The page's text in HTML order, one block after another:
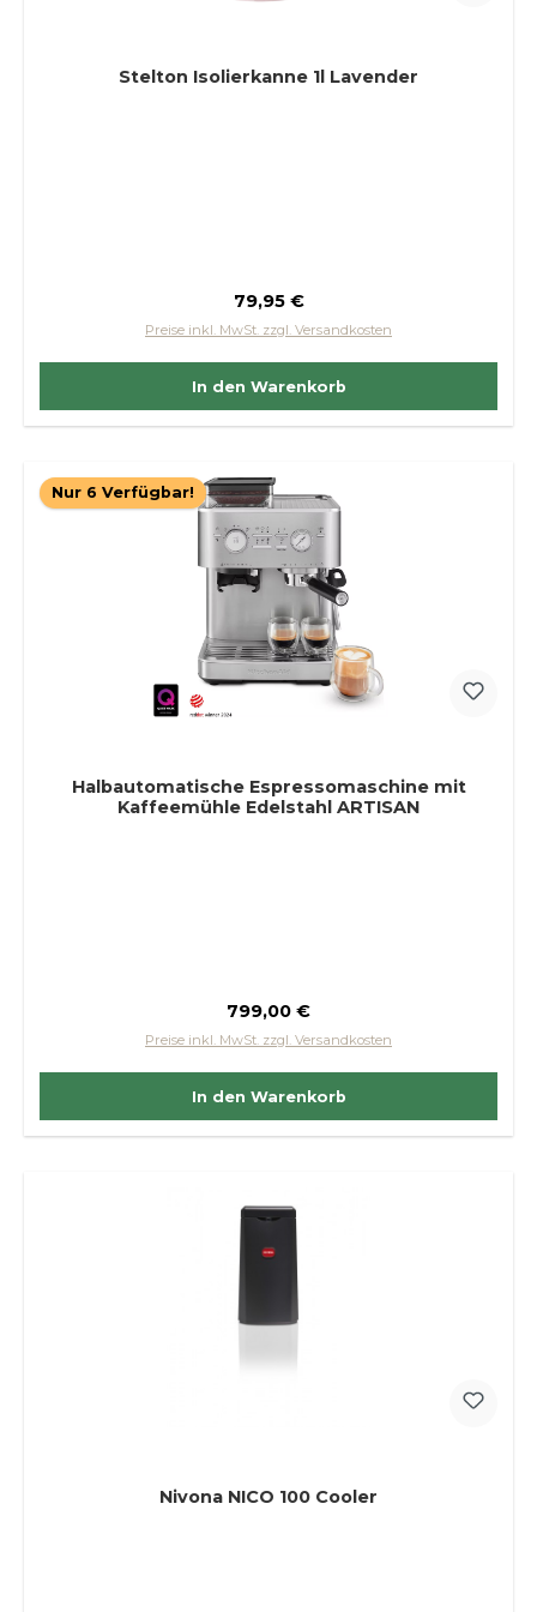
Stelton Isolierkanne 1l Lavender
Regulärer Preis:
79,95 €
Preise inkl. MwSt. zzgl. Versandkosten
In den Warenkorb
Nur 6 Verfügbar!
Halbautomatische Espressomaschine mit
Kaffeemühle Edelstahl ARTISAN
Regulärer Preis:
799,00 €
Preise inkl. MwSt. zzgl. Versandkosten
In den Warenkorb
Nivona NICO 100 Cooler